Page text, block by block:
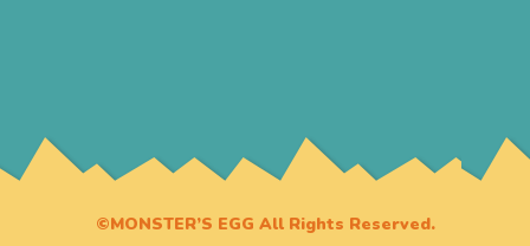
©MONSTER’S EGG All Rights Reserved.